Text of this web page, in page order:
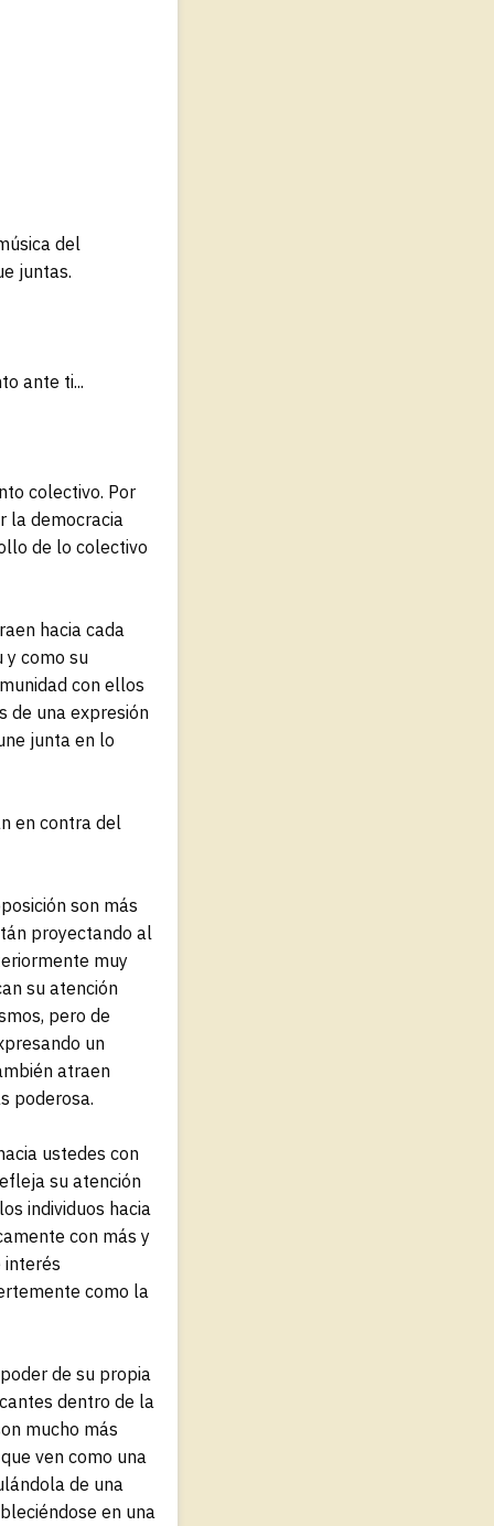
del
juntas.
ante ti...
colectivo. Por
la democracia
de lo colectivo
hacia cada
y como su
con ellos
de una expresión
junta en lo
en contra del
son más
proyectando al
muy
su atención
pero de
un
atraen
poderosa.
ustedes con
su atención
individuos hacia
con más y
interés
como la
de su propia
dentro de la
mucho más
ven como una
de una
en una